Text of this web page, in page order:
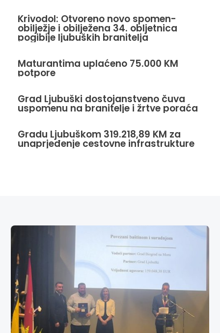
Krivodol: Otvoreno novo spomen-
obilježje i obilježena 34. obljetnica
pogibije ljubuških branitelja
Maturantima uplaćeno 75.000 KM
potpore
Grad Ljubuški dostojanstveno čuva
uspomenu na branitelje i žrtve poraća
Gradu Ljubuškom 319.218,89 KM za
unaprjeđenje cestovne infrastrukture